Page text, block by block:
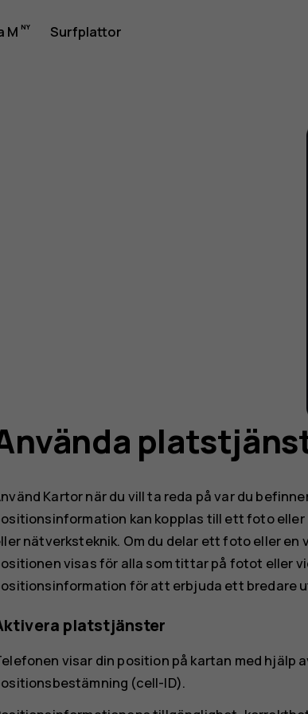
M Surfplattor
Kartor när du vill ta reda på var du
kan kopplas till ett foto
nätverksteknik. Om du delar ett foto eller
visas för alla som tittar på fotot eller
för att erbjuda ett bredare
platstjänster
visar din position på kartan med hjälp
(cell-ID).